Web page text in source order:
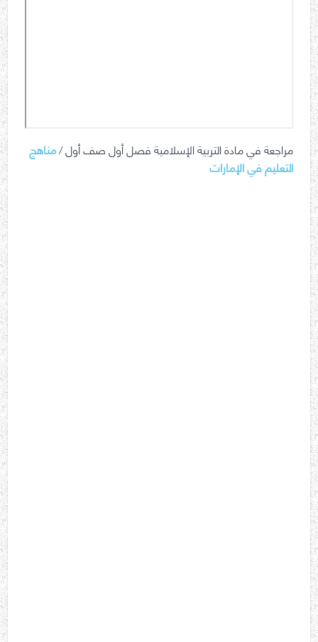
مراجعة في مادة التربية الإسلامية فصل أول صف أول /مناهج
التعليم في الإمارات